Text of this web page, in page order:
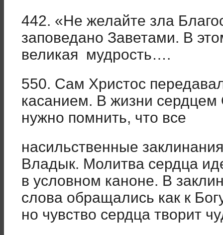
442. «Не желайте зла
заповедано Заветами. В
великая мудрость….
550. Сам Христос
касанием. В жизни сердцем
нужно помнить, что все
насильственные
Владык. Молитва сердца
в условном каноне. В
слова обращались как к
но чувство сердца творит